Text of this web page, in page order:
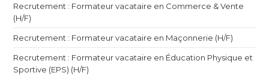
Recrutement : Formateur vacataire en Commerce & Vente
(H/F)
Recrutement : Formateur vacataire en Maçonnerie (H/F)
Recrutement : Formateur vacataire en Éducation Physique et
Sportive (EPS) (H/F)